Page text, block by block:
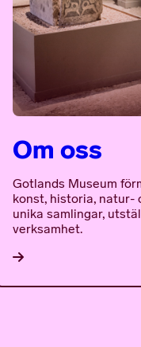
Om oss
Gotlands Museum
konst, historia, natur-
unika samlingar,
verksamhet.